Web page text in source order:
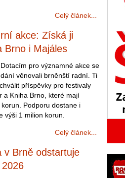
Celý článek...
akce: Získá ji
Brno i Majáles
pro významné akce se
věnovali brněnští radní. Ti
příspěvky pro festivaly
a Kniha Brno, které mají
Podporu dostane i
výši 1 milion korun.
Celý článek...
v Brně odstartuje